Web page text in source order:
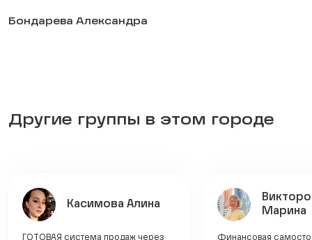
Бондарева Александра
Другие группы в этом городе
Касимова Алина
ГОТОВАЯ система продаж через
Марина
Финансовая